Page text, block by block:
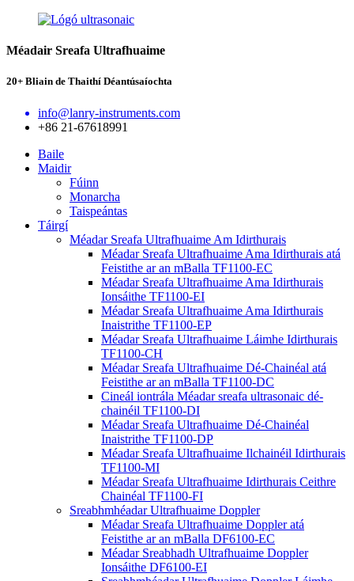
Méadair Sreafa Ultrafhuaime
20+ Bliain de Thaithí Déantúsaíochta
info@lanry-instruments.com
+86 21-67618991
Baile
Maidir
Fúinn
Monarcha
Taispeántas
Táirgí
Méadar Sreafa Ultrafhuaime Am Idirthurais
Méadar Sreafa Ultrafhuaime Ama Idirthurais atá
Feistithe ar an mBalla TF1100-EC
Méadar Sreafa Ultrafhuaime Ama Idirthurais
Ionsáithe TF1100-EI
Méadar Sreafa Ultrafhuaime Ama Idirthurais
Inaistrithe TF1100-EP
Méadar Sreafa Ultrafhuaime Láimhe Idirthurais
TF1100-CH
Méadar Sreafa Ultrafhuaime Dé-Chainéal atá
Feistithe ar an mBalla TF1100-DC
Cineál iontrála Méadar sreafa ultrasonaic dé-
chainéil TF1100-DI
Méadar Sreafa Ultrafhuaime Dé-Chainéal
Inaistrithe TF1100-DP
Méadar Sreafa Ultrafhuaime Ilchainéil Idirthurais
TF1100-MI
Méadar Sreafa Ultrafhuaime Idirthurais Ceithre
Chainéal TF1100-FI
Sreabhmhéadar Ultrafhuaime Doppler
Méadar Sreafa Ultrafhuaime Doppler atá
Feistithe ar an mBalla DF6100-EC
Méadar Sreabhadh Ultrafhuaime Doppler
Ionsáithe DF6100-EI